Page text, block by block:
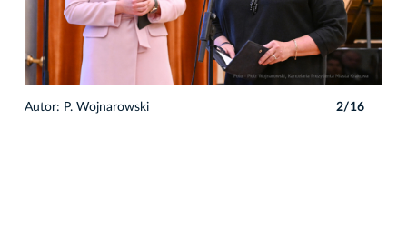
Autor: P. Wojnarowski 2/16